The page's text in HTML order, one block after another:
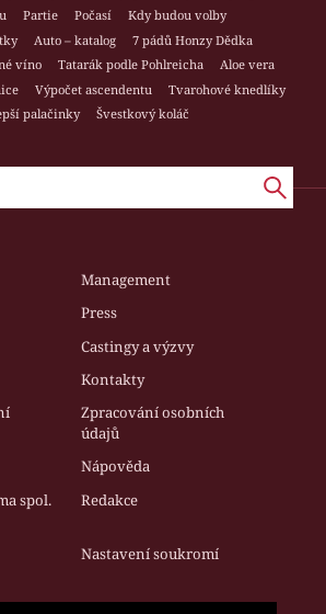
Partie Počasí
Kdy budou volby
Auto – katalog
7 pádů Honzy Dědka
víno Tatarák podle Pohlreicha
Aloe vera
Výpočet ascendentu
Tvarohové knedlíky
palačinky
Švestkový koláč
Management
Press
Castingy a výzvy
Kontakty
Zpracování osobních
údajů
Nápověda
spol.
Redakce
Nastavení soukromí